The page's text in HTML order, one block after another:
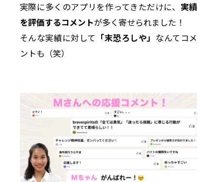
実際に多くのアプリを作ってきただけに、 実績
を評価するコメントが多く寄せられました！
そんな実績に対して 「末恐ろしや」 なんてコメ
ントも（笑）